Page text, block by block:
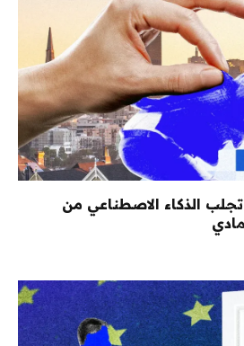
Gemini Robotics 2 تجلب الذكاء الاصطناعي من